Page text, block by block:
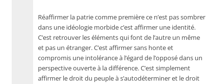
Réaffirmer la patrie comme première ce n’est pas sombrer
dans une idéologie morbide c’est affirmer une identité.
C’est retrouver les éléments qui font de l’autre un même
et pas un étranger. C’est affirmer sans honte et
compromis une intolérance à l’égard de l’opposé dans un
perspective ouverte à la différence. C’est simplement
affirmer le droit du peuple à s’autodéterminer et le droit